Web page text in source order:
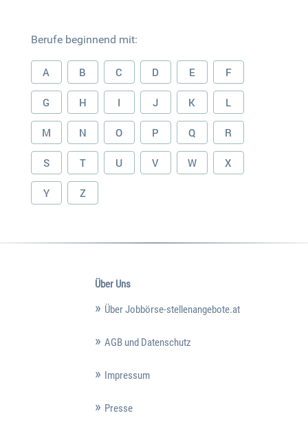
Berufe beginnend mit:
A B C D E F
G H I J K L
M N O P Q R
S T U V W X
Y Z
Über Uns
Über Jobbörse-stellenangebote.at
AGB und Datenschutz
Impressum
Presse